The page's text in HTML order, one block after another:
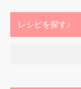
レシピを探す♪